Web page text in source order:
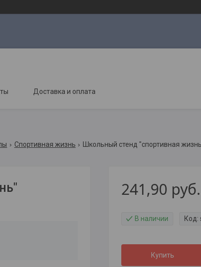
Доставка и оплата
Спортивная жизнь Школьный стенд "спортивная
241,90 руб.
В наличии Код:
Купить